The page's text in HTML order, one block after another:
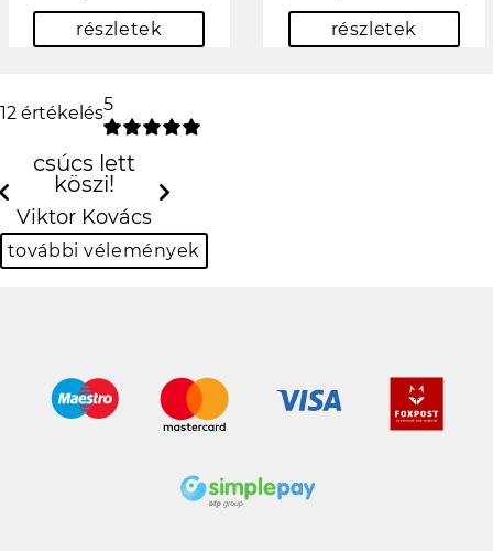
részletek részletek
12 értékelés5
Previous
további vélemények